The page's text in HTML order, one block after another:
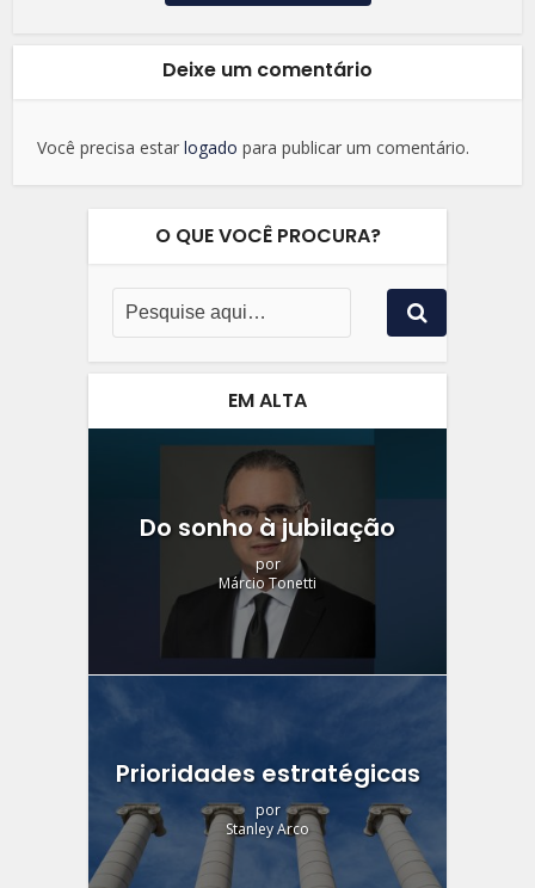
Deixe um comentário
Você precisa estarlogado para publicar um comentário.
O QUE VOCÊ PROCURA?
EM ALTA
Do sonho à jubilação
por
Márcio Tonetti
Prioridades estratégicas
por
Stanley Arco